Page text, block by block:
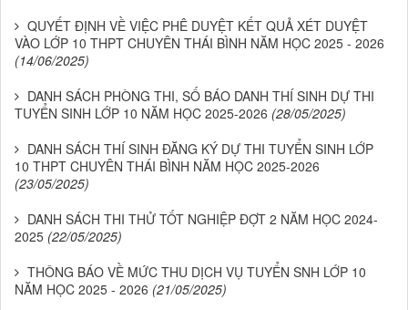
QUYẾT ĐỊNH VỀ VIỆC PHÊ DUYỆT KẾT QUẢ XÉT DUYỆT
VÀO LỚP 10 THPT CHUYÊN THÁI BÌNH NĂM HỌC 2025 - 2026
(14/06/2025)
DANH SÁCH PHÒNG THI, SỐ BÁO DANH THÍ SINH DỰ THI
TUYỂN SINH LỚP 10 NĂM HỌC 2025-2026 (28/05/2025)
DANH SÁCH THÍ SINH ĐĂNG KÝ DỰ THI TUYỂN SINH LỚP
10 THPT CHUYÊN THÁI BÌNH NĂM HỌC 2025-2026
(23/05/2025)
DANH SÁCH THI THỬ TỐT NGHIỆP ĐỢT 2 NĂM HỌC 2024-
2025 (22/05/2025)
THÔNG BÁO VỀ MỨC THU DỊCH VỤ TUYỂN SNH LỚP 10
NĂM HỌC 2025 - 2026 (21/05/2025)